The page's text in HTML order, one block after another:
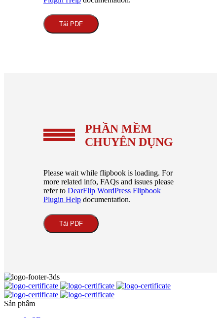
Tải PDF
PHẦN MỀM
CHUYÊN DỤNG
Please wait while flipbook is loading. For
more related info, FAQs and issues please
refer to DearFlip WordPress Flipbook
Plugin Help documentation.
Tải PDF
Sản phẩm